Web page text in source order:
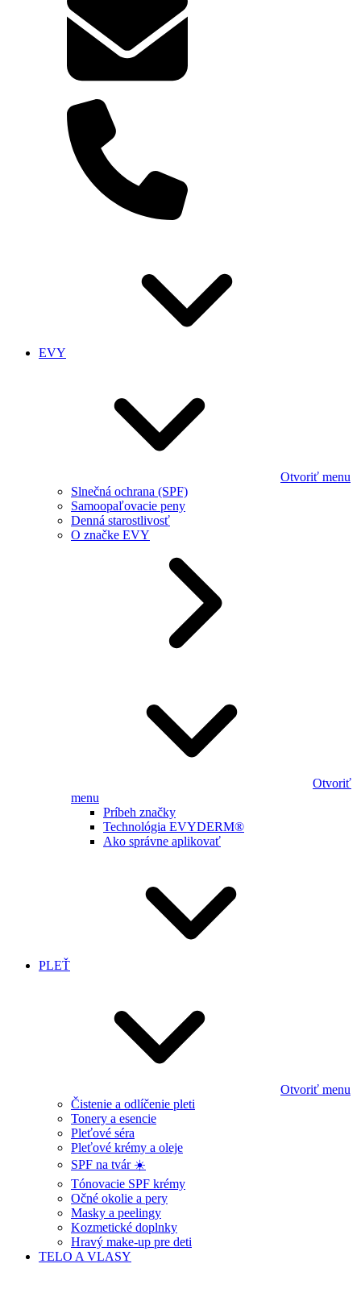
EVY
Otvoriť menu
Slnečná ochrana (SPF)
Samoopaľovacie peny
Denná starostlivosť
O značke EVY
Otvoriť
menu
Príbeh značky
Technológia EVYDERM®
Ako správne aplikovať
PLEŤ
Otvoriť menu
Čistenie a odlíčenie pleti
Tonery a esencie
Pleťové séra
Pleťové krémy a oleje
SPF na tvár ☀️
Tónovacie SPF krémy
Očné okolie a pery
Masky a peelingy
Kozmetické doplnky
Hravý make-up pre deti
TELO A VLASY